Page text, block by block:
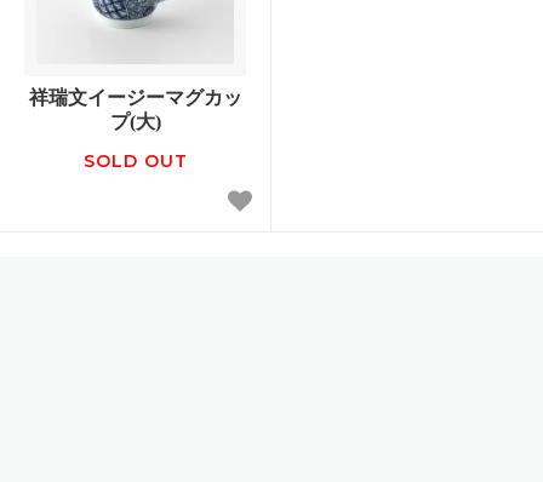
祥瑞文イージーマグカッ
プ(大)
SOLD OUT